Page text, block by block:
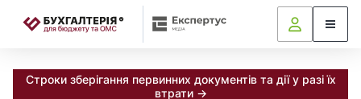
Строки зберігання первинних документів та дії у разі їх
втрати →